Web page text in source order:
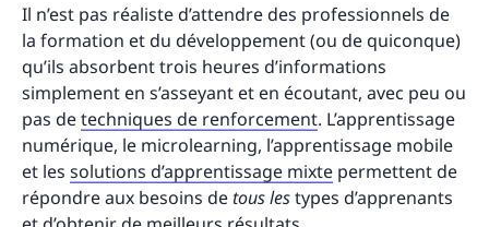
Il n’est pas réaliste d’attendre des professionnels de
la formation et du développement (ou de quiconque)
qu’ils absorbent trois heures d’informations
simplement en s’asseyant et en écoutant, avec peu ou
pas detechniques de renforcement. L’apprentissage
numérique, le microlearning, l’apprentissage mobile
et les solutions d’apprentissage mixte permettent de
répondre aux besoins detous lestypes d’apprenants